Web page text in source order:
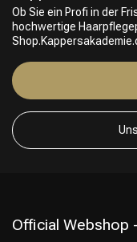
Ob Sie ein Profi in der
hochwertige
Official Webshop